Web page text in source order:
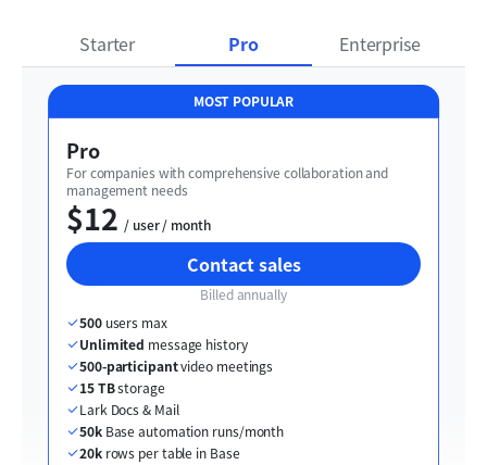
Starter Pro Enterprise
MOST POPULAR
Pro
For companies with comprehensive collaboration and
management needs
$12
  / user / month
Contact sales
Billed annually
500 users max
Unlimited message history
500-participant video meetings
15 TB storage
Lark Docs & Mail
50k Base automation runs/month
20k rows per table in Base